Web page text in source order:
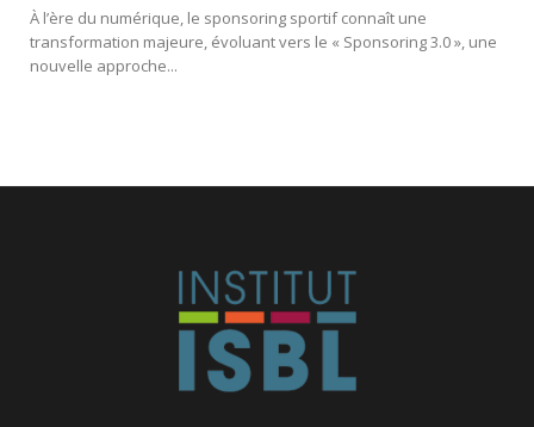
À l’ère du numérique, le sponsoring sportif connaît une
transformation majeure, évoluant vers le « Sponsoring 3.0 », une
nouvelle approche...